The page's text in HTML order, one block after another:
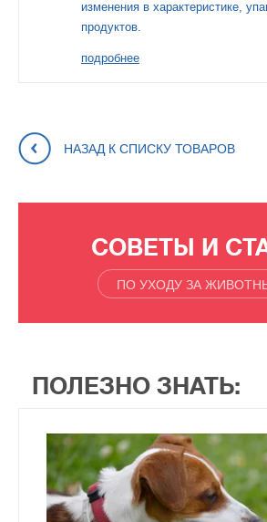
изменения в характеристике,
продуктов.
подробнее
НАЗАД К СПИСКУ ТОВАРОВ
СОВЕТЫ И
ПО УХОДУ ЗА
ПОЛЕЗНО ЗНАТЬ: